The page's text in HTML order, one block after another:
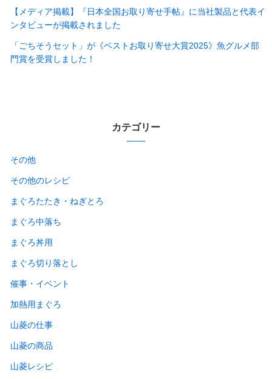
【メディア掲載】『日本全国お取り寄せ手帖』に当社製品と代表イ
ンタビューが掲載されました
「ごちそうセット」が《ベストお取り寄せ大賞2025》魚グルメ部
門賞を受賞しました！
カテゴリー
その他
その他のレシピ
まぐろたたき・ねぎとろ
まぐろ中落ち
まぐろ丼用
まぐろ切り落とし
催事・イベント
加熱用まぐろ
山菱の仕事
山菱の商品
山菱レシピ